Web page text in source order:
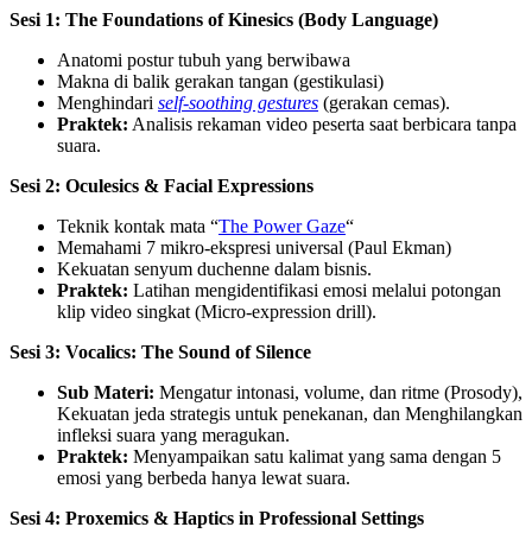
Sesi 1: The Foundations of Kinesics (Body Language)
Anatomi postur tubuh yang berwibawa
Makna di balik gerakan tangan (gestikulasi)
Menghindari self-soothing gestures (gerakan cemas).
Praktek: Analisis rekaman video peserta saat berbicara tanpa
suara.
Sesi 2: Oculesics & Facial Expressions
Teknik kontak mata “The Power Gaze“
Memahami 7 mikro-ekspresi universal (Paul Ekman)
Kekuatan senyum duchenne dalam bisnis.
Praktek: Latihan mengidentifikasi emosi melalui potongan
klip video singkat (Micro-expression drill).
Sesi 3: Vocalics: The Sound of Silence
Sub Materi: Mengatur intonasi, volume, dan ritme (Prosody),
Kekuatan jeda strategis untuk penekanan, dan Menghilangkan
infleksi suara yang meragukan.
Praktek: Menyampaikan satu kalimat yang sama dengan 5
emosi yang berbeda hanya lewat suara.
Sesi 4: Proxemics & Haptics in Professional Settings